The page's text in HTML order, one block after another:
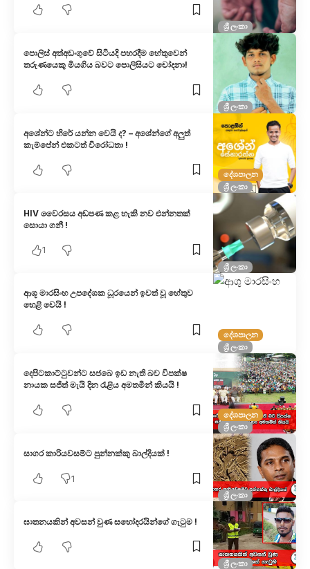
ශ්‍රී ලංකා
ශ්‍රී ලංකා
පොලිස් අත්අඩංගුවේ සිටියදි පහරදීම හේතුවෙන්
තරුණයෙකු මියගිය බවට පොලිසියට චෝදනා!
දේශපාලන
ශ්‍රී ලංකා
අශේන්ට හිරේ යන්න වෙයි ද? – අශේන්ගේ අලුත්
කැම්පේන් එකටත් විරෝධතා !
ශ්‍රී ලංකා
HIV වෛරසය අඩපණ කළ හැකි නව එන්නතක්
සොයා ගනී !
1
දේශපාලන
ශ්‍රී ලංකා
ආශූ මාරසිංහ උපදේශක ධූරයෙන් ඉවත් වූ හේතුව
හෙළි වෙයි !
දේශපාලන
ශ්‍රී ලංකා
දෙපිටකාට්ටුවන්ට සජබෙ ඉඩ නැති බව විපක්ෂ
නායක සජිත් මැයි දින රැළිය අමතමින් කියයි !
ශ්‍රී ලංකා
සාගර කාරියවසම්ට පුන්නක්කු බාල්දියක් !
1
ශ්‍රී ලංකා
ඝාතනයකින් අවසන් වුණ සහෝදරයින්ගේ ගැටුම !